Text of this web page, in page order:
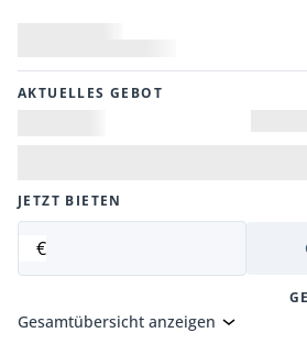
AKTUELLES GEBOT
JETZT BIETEN
€
Gesamtübersicht anzeigen